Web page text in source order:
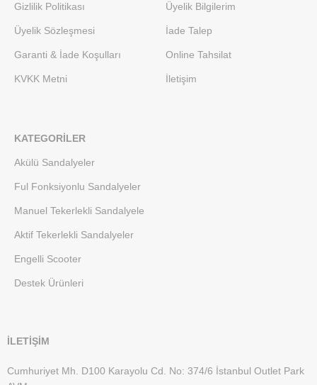
Gizlilik Politikası
Üyelik Sözleşmesi
Garanti & İade Koşulları
KVKK Metni
Üyelik Bilgilerim
İade Talep
Online Tahsilat
İletişim
KATEGORILER
Akülü Sandalyeler
Ful Fonksiyonlu Sandalyeler
Manuel Tekerlekli Sandalyele
Aktif Tekerlekli Sandalyeler
Engelli Scooter
Destek Ürünleri
İLETİŞİM
Cumhuriyet Mh. D100 Karayolu Cd. No: 374/6 İstanbul Outlet Park